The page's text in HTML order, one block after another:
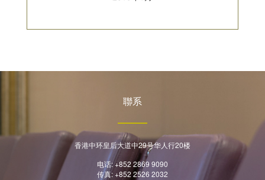
聯系
香港中环皇后大道中29号华人行20楼
电话: +852 2869 9090
传真: +852 2526 2032